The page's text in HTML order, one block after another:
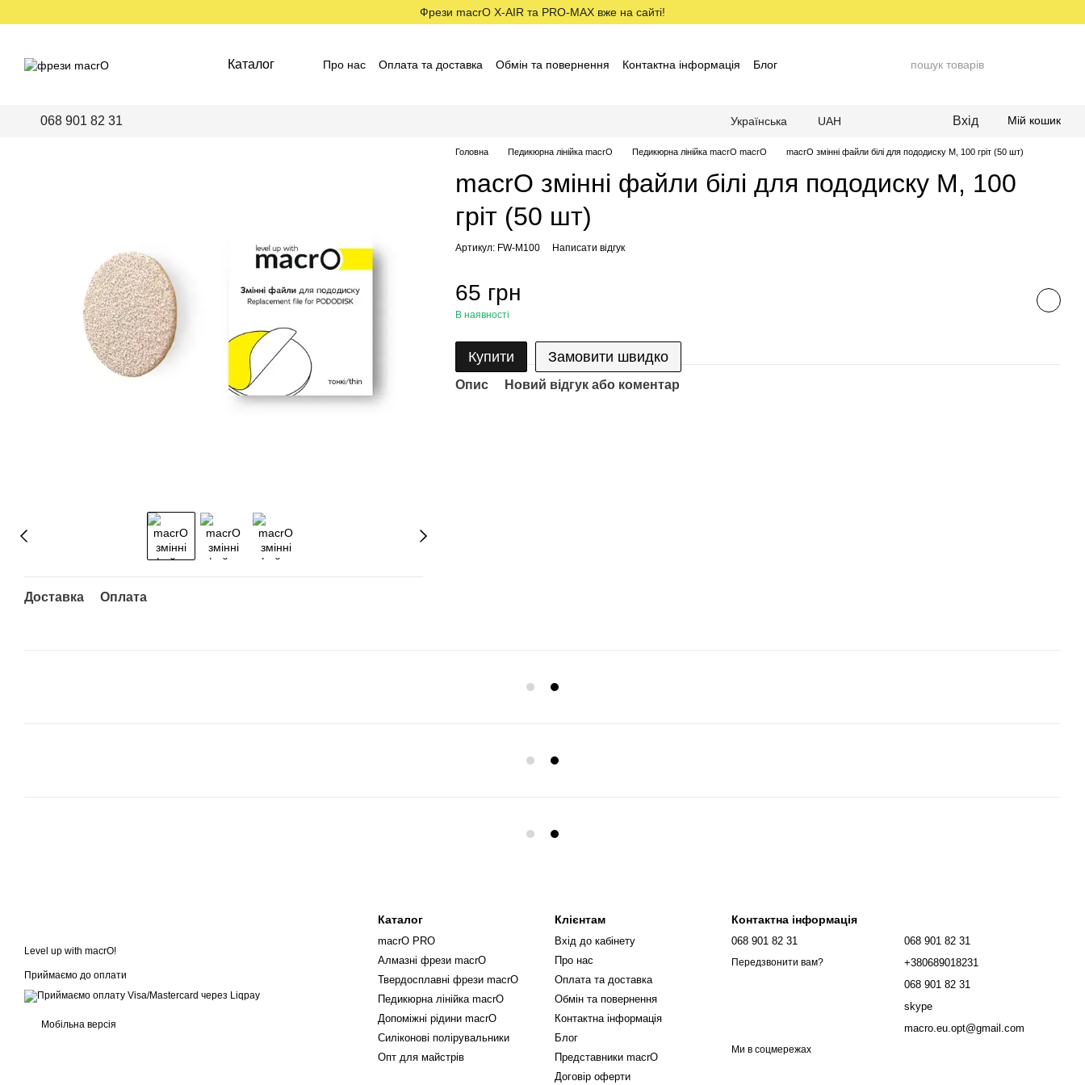
Фрези macrO X-AIR та PRO-MAX вже на сайті!
Каталог Про нас Оплата та доставка Обмін та повернення Контактна інформація
Блог
068 901 82 31 Українська UAH Вхід Мій кошик
Доставка Оплата
Головна Педикюрна лінійка macrO Педикюрна лінійка macrO macrO macrO змінні файли білі для пододиску М, 100 гріт (50 шт)
macrO змінні файли білі для пододиску М, 100
гріт (50 шт)
Артикул: FW-M100 Написати відгук
65 грн
В наявності
Купити Замовити швидко
Опис Новий відгук або коментар
Level up with macrO!
Приймаємо до оплати
Мобільна версія
Каталог
macrO PRO
Алмазні фрези macrO
Твердосплавні фрези macrO
Педикюрна лінійка macrO
Допоміжні рідини macrO
Силіконові полірувальники
Опт для майстрів
Клієнтам
Вхід до кабінету
Про нас
Оплата та доставка
Обмін та повернення
Контактна інформація
Блог
Представники macrO
Договір оферти
Контактна інформація
068 901 82 31
Передзвонити вам?
068 901 82 31
+380689018231
068 901 82 31
skype
macro.eu.opt@gmail.com
Ми в соцмережах